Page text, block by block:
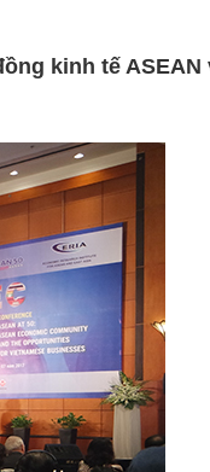
kinh tế